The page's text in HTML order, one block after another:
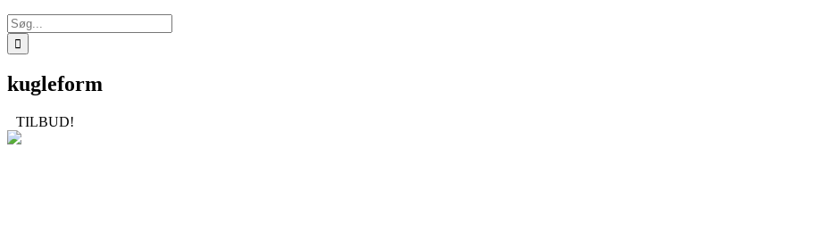
Søg
efter:
kugleform
TILBUD!